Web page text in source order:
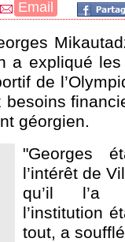
Email
a expliqué
de
géorgien.
"Georges
l’intérêt de
qu’il l’a
l’institution
tout, a